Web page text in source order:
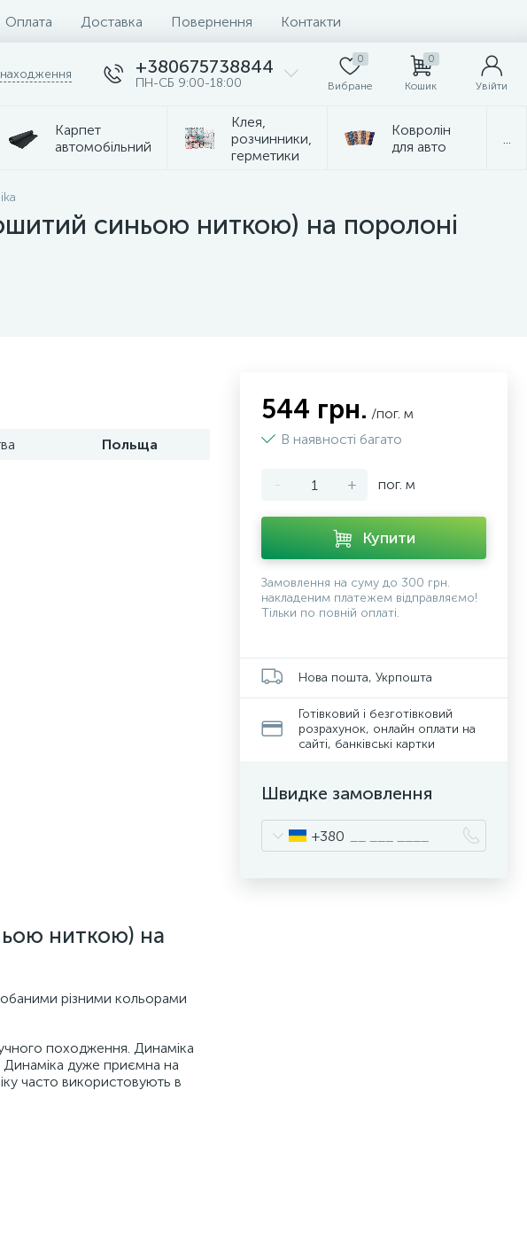
Оплата Доставка Повернення Контакти
+380675738844
ПН-СБ 9:00-18:00
0
Вибране
0
Кошик Увійти
Карпет
автомобільний
Клея,
розчинники,
герметики
Ковролін
для авто
синьою ниткою) на поролоні
Польща
ниткою) на
різними кольорами
походження. Динаміка
Динаміка дуже приємна на
часто використовують в
544 грн. /пог. м
В наявності багато
- + пог. м
Купити
Замовлення на суму до 300 грн.
накладеним платежем відправляємо!
Тільки по повній оплаті.
Нова пошта, Укрпошта
Готівковий і безготівковий
розрахунок, онлайн оплати на
сайті, банківські картки
Швидке замовлення
+380